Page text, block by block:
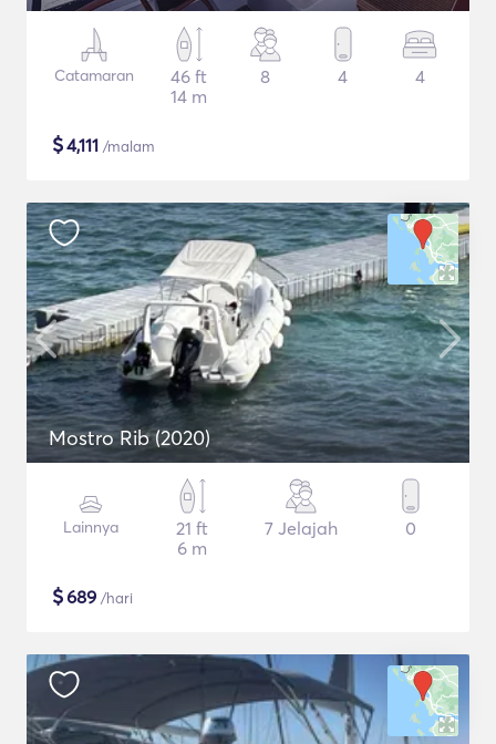
Catamaran
46 ft
14 m
8 4 4
$4,111 /malam
Mostro Rib (2020)
Lainnya
21 ft
6 m
7 Jelajah 0
$689 /hari